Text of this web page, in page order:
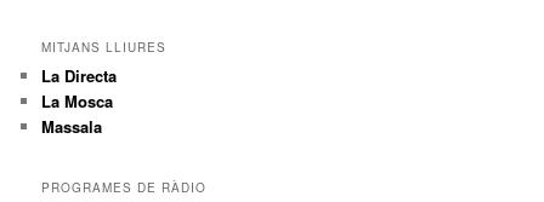
MITJANS LLIURES
La Directa
La Mosca
Massala
PROGRAMES DE RÀDIO